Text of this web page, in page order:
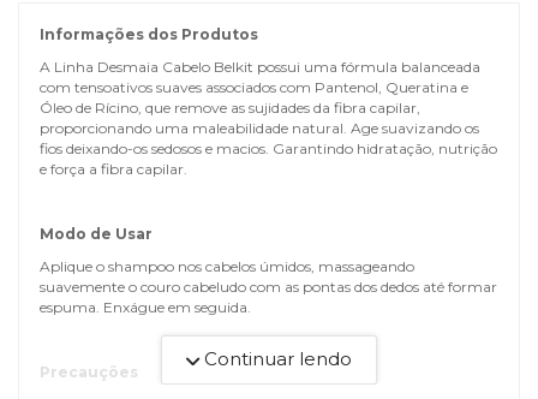
Informações dos Produtos
A Linha Desmaia Cabelo Belkit possui uma fórmula balanceada
com tensoativos suaves associados com Pantenol, Queratina e
Óleo de Rícino, que remove as sujidades da fibra capilar,
proporcionando uma maleabilidade natural. Age suavizando os
fios deixando-os sedosos e macios. Garantindo hidratação, nutrição
e força a fibra capilar.
Modo de Usar
Aplique o shampoo nos cabelos úmidos, massageando
suavemente o couro cabeludo com as pontas dos dedos até formar
espuma. Enxágue em seguida.
Precauções
Continuar lendo